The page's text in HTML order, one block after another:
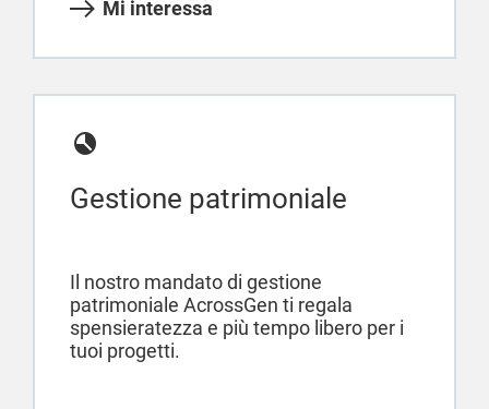
Mi interessa
Gestione patrimoniale
Il nostro mandato di gestione
patrimoniale AcrossGen ti regala
spensieratezza e più tempo libero per i
tuoi progetti.